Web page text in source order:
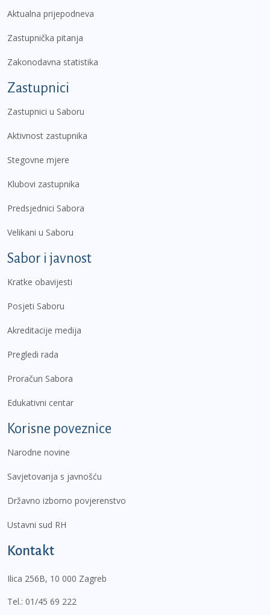
Aktualna prijepodneva
Zastupnička pitanja
Zakonodavna statistika
Zastupnici
Zastupnici u Saboru
Aktivnost zastupnika
Stegovne mjere
Klubovi zastupnika
Predsjednici Sabora
Velikani u Saboru
Sabor i javnost
Kratke obavijesti
Posjeti Saboru
Akreditacije medija
Pregledi rada
Proračun Sabora
Edukativni centar
Korisne poveznice
Narodne novine
Savjetovanja s javnošću
Državno izborno povjerenstvo
Ustavni sud RH
Kontakt
Ilica 256B, 10 000 Zagreb
Tel.: 01/45 69 222